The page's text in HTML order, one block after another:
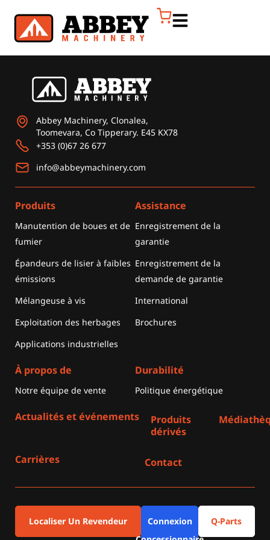
Abbey Machinery, Clonalea,
Toomevara, Co Tipperary. E45 KX78
+353 (0)67 26 677
info@abbeymachinery.com
Produits
Manutention de boues et de
fumier
Épandeurs de lisier à faibles
émissions
Mélangeuse à vis
Exploitation des herbages
Applications industrielles
Assistance
Enregistrement de la
garantie
Enregistrement de la
demande de garantie
International
Brochures
À propos de
Notre équipe de vente
Durabilité
Politique énergétique
Actualités et événements
Produits
dérivés
Carrières Contact
Localiser Un Revendeur
Connexion
Q-Parts